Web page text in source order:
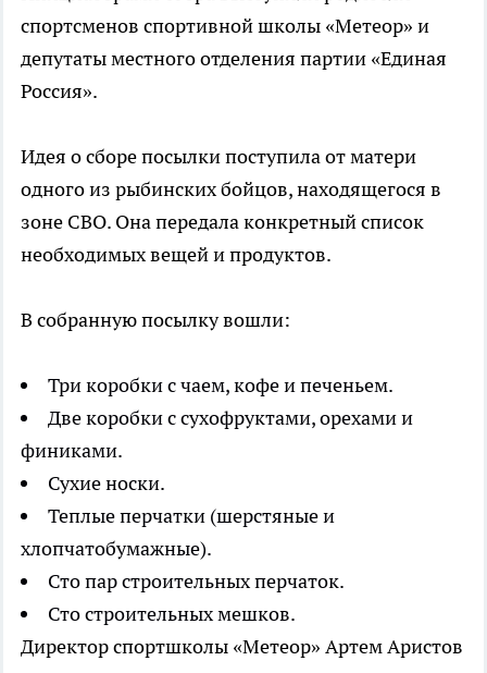
спортсменов спортивной школы «Метеор» и
депутаты местного отделения партии «Единая
Россия».
Идея о сборе посылки поступила от матери
одного из рыбинских бойцов, находящегося в
зоне СВО. Она передала конкретный список
необходимых вещей и продуктов.
В собранную посылку вошли:
Три коробки с чаем, кофе и печеньем.
Две коробки с сухофруктами, орехами и
финиками.
Сухие носки.
Теплые перчатки (шерстяные и
хлопчатобумажные).
Сто пар строительных перчаток.
Сто строительных мешков.
Директор спортшколы «Метеор» Артем Аристов